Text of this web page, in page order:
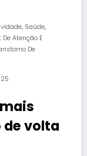
, Saúde,
De Atenção E
De
volta